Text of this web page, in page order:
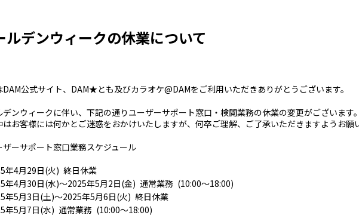
ルデンウィークの休業について
DAM公式サイト、DAM★とも及びカラオケ@DAMをご利用いただきありがとうございます。
デンウィークに伴い、下記の通りユーザーサポート窓口・検閲業務の休業の変更がございます。
はお客様には何かとご迷惑をおかけいたしますが、何卒ご理解、ご了承いただきますようお願
ザーサポート窓口業務スケジュール
年4月29日(火) 終日休業
年4月30日(水)～2025年5月2日(金) 通常業務 (10:00～18:00)
年5月3日(土)～2025年5月6日(火) 終日休業
年5月7日(水) 通常業務 (10:00～18:00)